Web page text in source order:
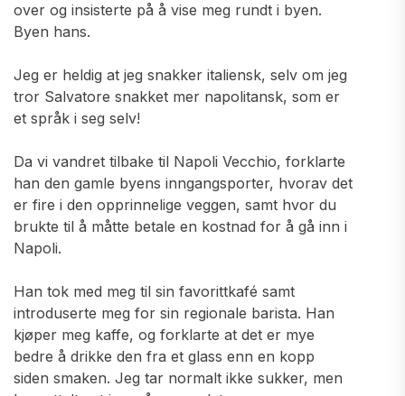
over og insisterte på å vise meg rundt i byen.
Byen hans.
Jeg er heldig at jeg snakker italiensk, selv om jeg
tror Salvatore snakket mer napolitansk, som er
et språk i seg selv!
Da vi vandret tilbake til Napoli Vecchio, forklarte
han den gamle byens inngangsporter, hvorav det
er fire i den opprinnelige veggen, samt hvor du
brukte til å måtte betale en kostnad for å gå inn i
Napoli.
Han tok med meg til sin favorittkafé samt
introduserte meg for sin regionale barista. Han
kjøper meg kaffe, og forklarte at det er mye
bedre å drikke den fra et glass enn en kopp
siden smaken. Jeg tar normalt ikke sukker, men